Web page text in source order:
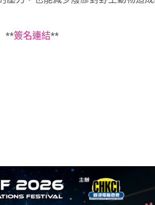
**簽名連結**